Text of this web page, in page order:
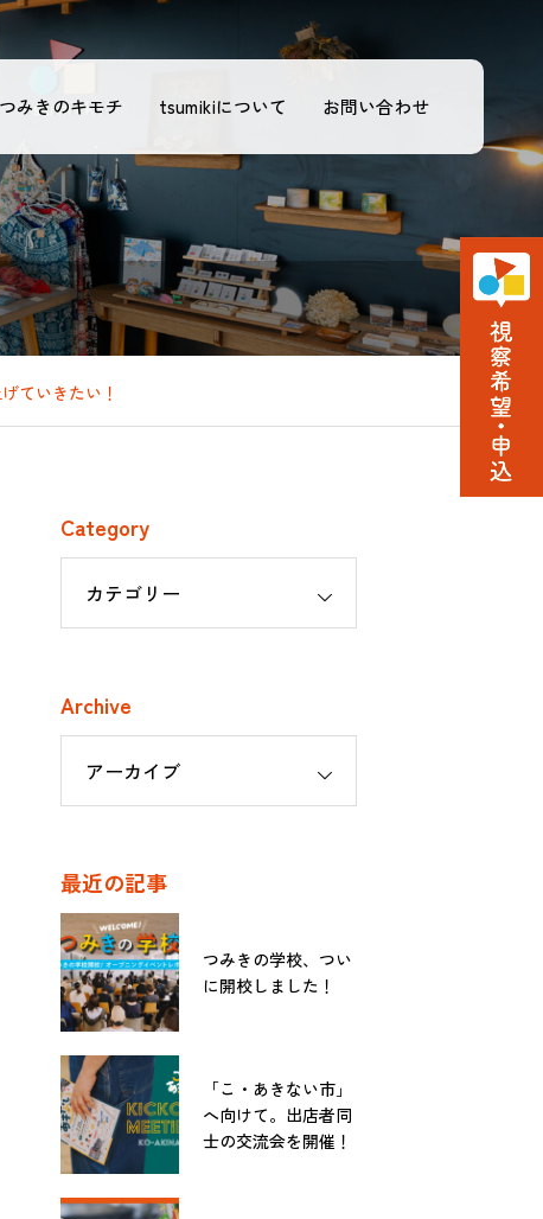
つみきのキモチ tsumikiについて お問い合わせ
ていきたい！
Category
Archive
最近の記事
つみきの学校、つい
に開校しました！
「こ・あきない市」
へ向けて。出店者同
士の交流会を開催！